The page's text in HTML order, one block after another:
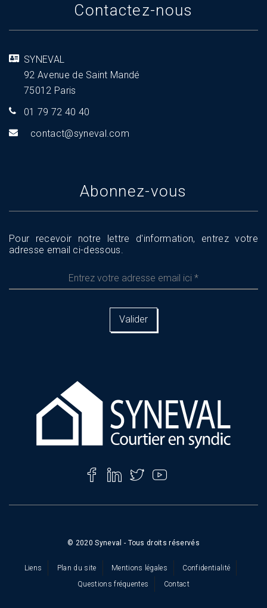
Contactez-nous
SYNEVAL
92 Avenue de Saint Mandé
75012 Paris
01 79 72 40 40
moc.l
aveny
s@tca
tnoc
Abonnez-vous
Pour recevoir notre lettre d'information, entrez votre
adresse email ci-dessous.
votre
ici
© 2020 Syneval - Tous droits réservés
Liens Plan du site Mentions légales
Confidentialité
Questions fréquentes
Contact